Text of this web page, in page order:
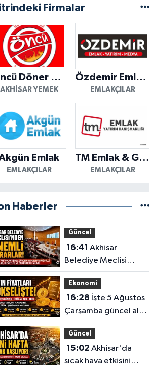
Firmalar
Öncü Döner Akhisar
AKHISAR YEMEK
Özdemir Emlak Yatırım
EMLAKÇILAR
Emlak
EMLAKÇILAR
TM Emlak & Gayrimenkul
EMLAKÇILAR
Haberler
Güncel
16:41 Akhisar
Belediye Meclisi
Ağustos ayı
toplantısını
gerçekleştirdi
Ekonomi
16:28
Çarşamba güncel altın
fiyatları
Güncel
15:02 Akhisar'da
sıcak hava etkisini